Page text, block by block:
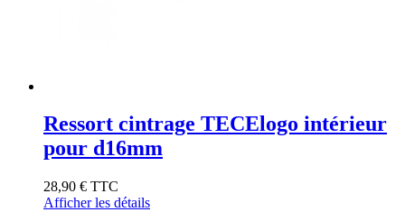
Ressort cintrage TECElogo intérieur
pour d16mm
28,90 € TTC
Afficher les détails